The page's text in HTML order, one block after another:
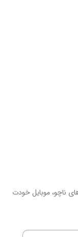
ناچو، موبایل خودت